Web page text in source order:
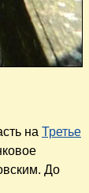
на Третье
До